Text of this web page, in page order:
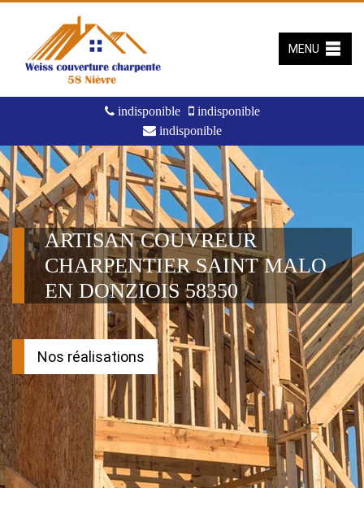
indisponible
indisponible
indisponible
MENU
ARTISAN COUVREUR
CHARPENTIER SAINT MALO
EN DONZIOIS 58350
Nos réalisations